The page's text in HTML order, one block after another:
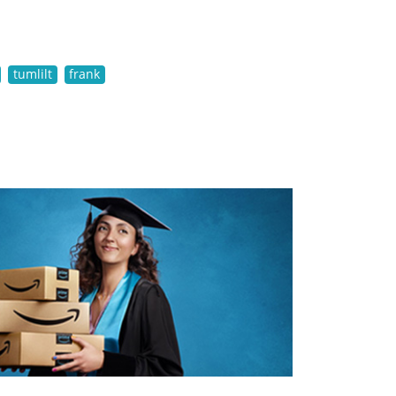
tumlilt frank